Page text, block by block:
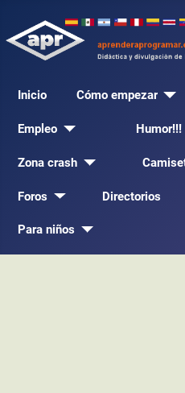
Inicio Cómo empezar
Empleo Humor!!!
Zona crash
Foros Directorios
Para niños